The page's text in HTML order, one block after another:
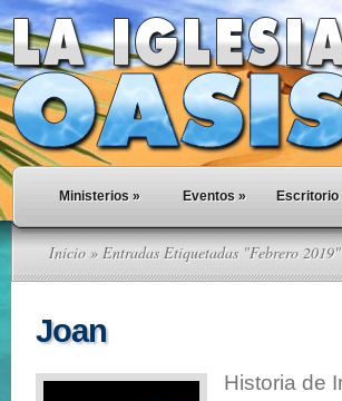
Ministerios » Eventos » Escritorio
Inicio » Entradas Etiquetadas "Febrero 2019"
Joan
Historia de